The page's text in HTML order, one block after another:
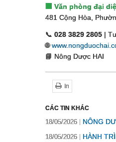
🏢 Văn phòng đại
481 Cộng Hòa,
📞 028 3829 2805|
🌐
📘 Nông Dược HAI
In
CÁC TIN KHÁC
18/05/2026 NÔNG
18/05/2026
HÀNH